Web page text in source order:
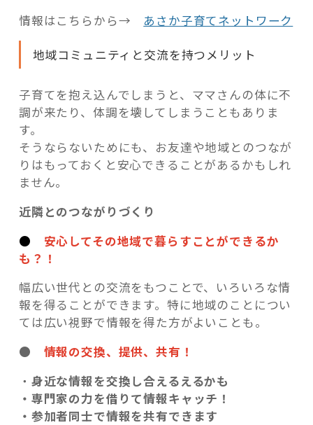
情報はこちらから→
あさか子育てネットワーク
地域コミュニティと交流を持つメリット
子育てを抱え込んでしまうと、ママさんの体に不
調が来たり、体調を壊してしまうこともありま
す。
そうならないためにも、お友達や地域とのつなが
りはもっておくと安心できることがあるかもしれ
ません。
近隣とのつながりづくり
●
安心してその地域で暮らすことができるか
も？！
幅広い世代との交流をもつことで、いろいろな情
報を得ることができます。特に地域のことについ
ては広い視野で情報を得た方がよいことも。
● 情報の交換、提供、共有！
・ 身近な情報を交換し合えるえるかも
・専門家の力を借りて情報キャッチ！
・参加者同士で情報を共有できます